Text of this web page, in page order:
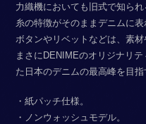
力織機においても旧式で知ら
糸の特徴がそのままデニムに表
ボタンやリベットなどは、素
まさにDENIMEのオリジナリ
た日本のデニムの最高峰を目
・紙パッチ仕様。
・ノンウォッシュモデル。